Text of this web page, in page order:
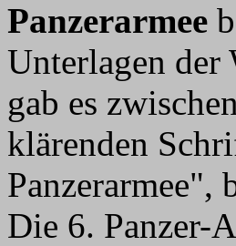
Panzerarmee
Unterlagen der
gab es
klärenden
Panzerarmee",
Die 6. Panzer-